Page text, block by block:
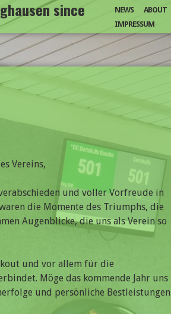
since NEWS ABOUT
IMPRESSUM
Vereins,
und voller Vorfreude in
die Momente des Triumphs, die
Augenblicke, die uns als Verein so
und vor allem für die
Möge das kommende Jahr uns
und persönliche Bestleistungen